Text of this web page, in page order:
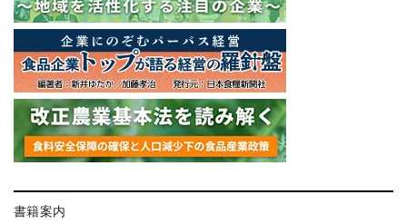
書籍案内